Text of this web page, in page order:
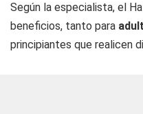
Según la especialista, el
beneficios, tanto para
principiantes que realicen